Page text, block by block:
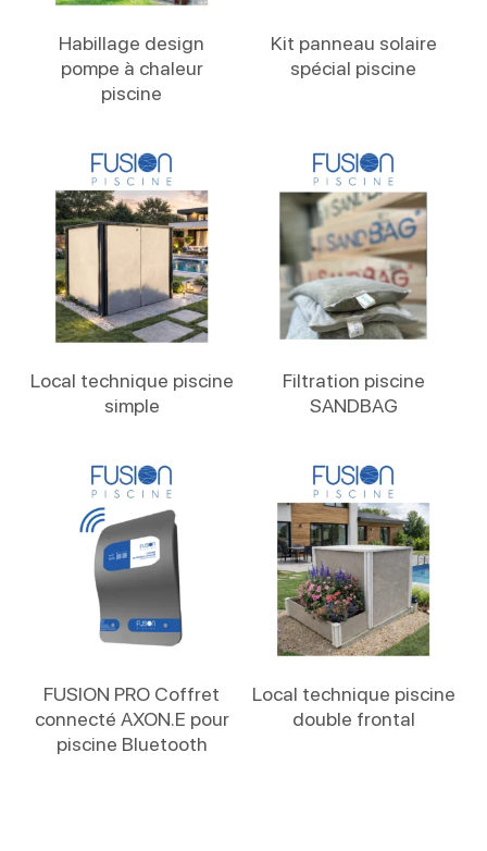
Habillage design
pompe à chaleur
piscine
Kit panneau solaire
spécial piscine
Local technique piscine
simple
Filtration piscine
SANDBAG
FUSION PRO Coffret
connecté AXON.E pour
piscine Bluetooth
Local technique piscine
double frontal